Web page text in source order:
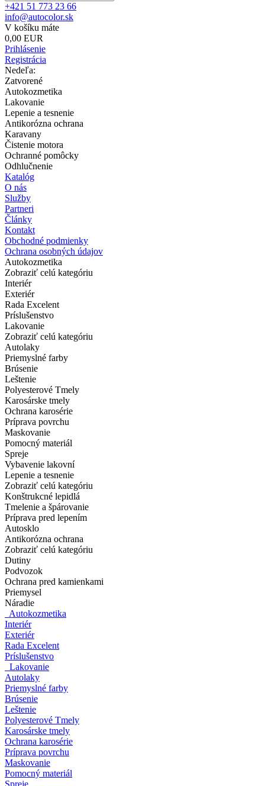
+421 51 773 23 66
info@autocolor.sk
V košíku máte
0,00 EUR
Prihlásenie
Registrácia
Nedeľa:
Zatvorené
Autokozmetika
Lakovanie
Lepenie a tesnenie
Antikorózna ochrana
Karavany
Čistenie motora
Ochranné pomôcky
Odhlučnenie
Katalóg
O nás
Služby
Partneri
Články
Kontakt
Obchodné podmienky
Ochrana osobných údajov
Autokozmetika
Zobraziť celú kategóriu
Interiér
Exteriér
Rada Excelent
Príslušenstvo
Lakovanie
Zobraziť celú kategóriu
Autolaky
Priemyslné farby
Brúsenie
Leštenie
Polyesterové Tmely
Karosárske tmely
Ochrana karosérie
Príprava povrchu
Maskovanie
Pomocný materiál
Spreje
Vybavenie lakovní
Lepenie a tesnenie
Zobraziť celú kategóriu
Konštrukcné lepidlá
Tmelenie a špárovanie
Príprava pred lepením
Autosklo
Antikorózna ochrana
Zobraziť celú kategóriu
Dutiny
Podvozok
Ochrana pred kamienkami
Priemysel
Náradie
Autokozmetika
Interiér
Exteriér
Rada Excelent
Príslušenstvo
Lakovanie
Autolaky
Priemyslné farby
Brúsenie
Leštenie
Polyesterové Tmely
Karosárske tmely
Ochrana karosérie
Príprava povrchu
Maskovanie
Pomocný materiál
Spreje